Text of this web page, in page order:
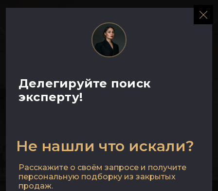
МЕНЮ
Просторный
офис в
премиальном
пространстве —
Делегируйте поиск
эксперту!
Не нашли что искали?
Расскажите о своём запросе и получите
персональную подборку из закрытых
продаж.